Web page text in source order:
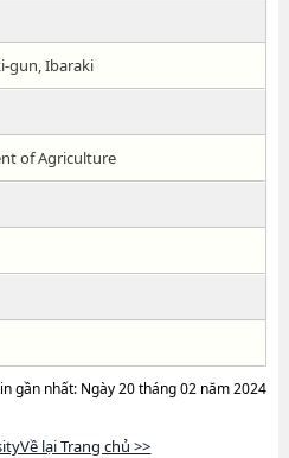
gun, Ibaraki
of Agriculture
gần nhất: Ngày 20 tháng 02 năm 2024
lại Trang chủ >>